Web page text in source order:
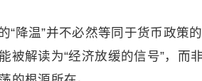
“降温”并不必然等同于货币政策
被解读为“经济放缓的信号”，而